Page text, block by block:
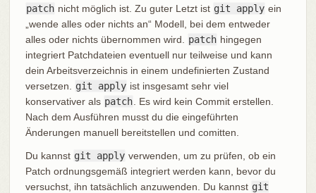
patch nicht möglich ist. Zu guter Letzt ist git apply ein
„wende alles oder nichts an“ Modell, bei dem entweder
alles oder nichts übernommen wird.
patch hingegen
integriert Patchdateien eventuell nur teilweise und kann
dein Arbeitsverzeichnis in einem undefinierten Zustand
versetzen.
git apply ist insgesamt sehr viel
konservativer als patch . Es wird kein Commit erstellen.
Nach dem Ausführen musst du die eingeführten
Änderungen manuell bereitstellen und comitten.
Du kannst git apply verwenden, um zu prüfen, ob ein
Patch ordnungsgemäß integriert werden kann, bevor du
versuchst, ihn tatsächlich anzuwenden. Du kannst git